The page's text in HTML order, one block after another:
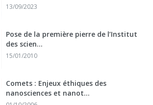
13/09/2023
Pose de la première pierre de l’Institut
des scien...
15/01/2010
Comets : Enjeux éthiques des
nanosciences et nanot...